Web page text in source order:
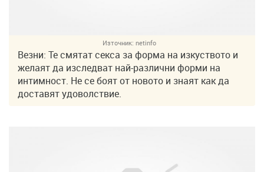
Източник: netinfo
Везни: Те смятат секса за форма на изкуството и
желаят да изследват най-различни форми на
интимност. Не се боят от новото и знаят как да
доставят удоволствие.